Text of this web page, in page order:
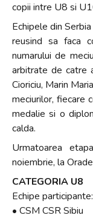
copii intre U8 si
Echipele din
reusind sa faca
numarului de
arbitrate de catre
Cioriciu, Marin
meciurilor, fiecare
medalie si o
calda.
Urmatoarea
noiembrie, la
CATEGORIA U8
Echipe participante:
• CSM CSR Sibiu